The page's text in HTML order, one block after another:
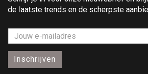
de laatste trends en de scherpste
Inschrijven